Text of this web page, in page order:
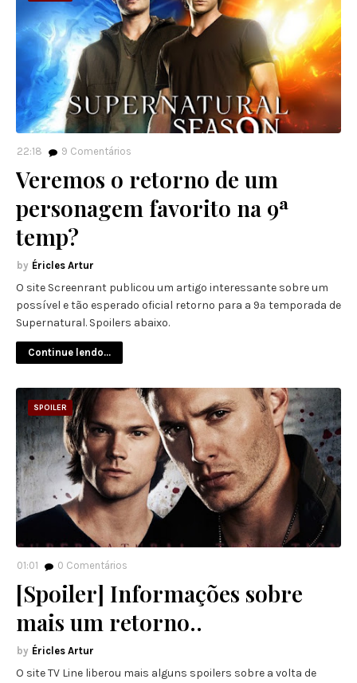
22:18 9 Comentários
Veremos o retorno de um
personagem favorito na 9ª
temp?
Éricles Artur
O site Screenrant publicou um artigo interessante sobre um
possível e tão esperado oficial retorno para a 9ª temporada de
Supernatural. Spoilers abaixo.
Continue lendo...
SPOILER
01:01 0 Comentários
[Spoiler] Informações sobre
mais um retorno..
Éricles Artur
O site TV Line liberou mais alguns spoilers sobre a volta de